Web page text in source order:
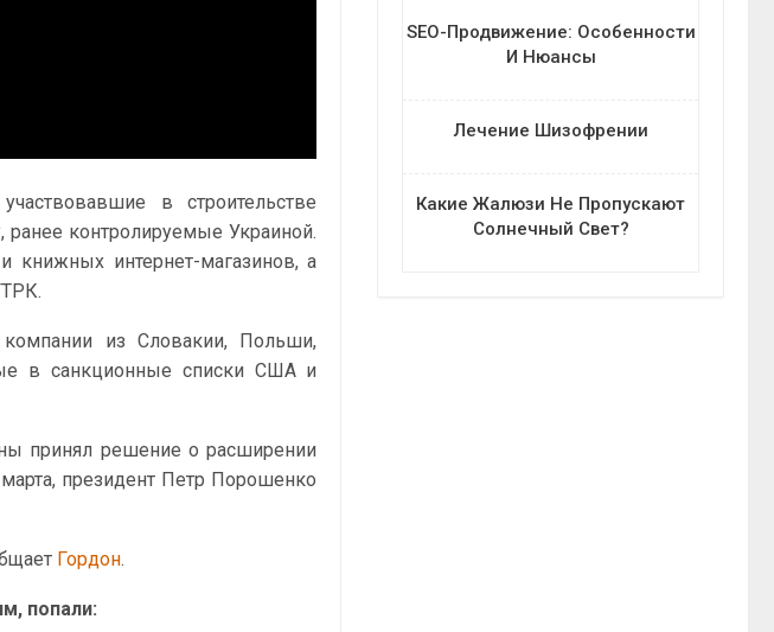
в строительстве
контролируемые Украиной.
книжных интернет-магазинов, а
из Словакии, Польши,
в санкционные списки США и
принял решение о расширении
президент Петр Порошенко
Гордон.
попали:
SEO-Продвижение: Особенности
И Нюансы
Лечение Шизофрении
Какие Жалюзи Не Пропускают
Солнечный Свет?